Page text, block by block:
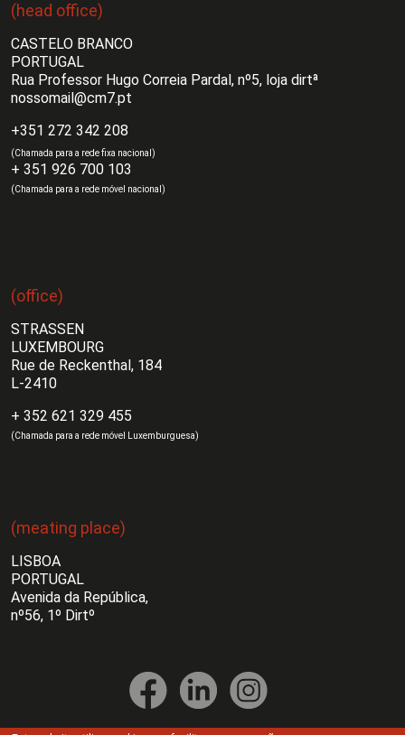
(head office)
CASTELO BRANCO
PORTUGAL
Rua Professor Hugo Correia Pardal, nº5, loja dirtª
nossomail@cm7.pt
+351 272 342 208
(Chamada para a rede fixa nacional)
+ 351 926 700 103
(Chamada para a rede móvel nacional)
(office)
STRASSEN
LUXEMBOURG
Rue de Reckenthal, 184
L-2410
+ 352 621 329 455
(Chamada para a rede móvel Luxemburguesa)
(meating place)
LISBOA
PORTUGAL
Avenida da República,
nº56, 1º Dirtº